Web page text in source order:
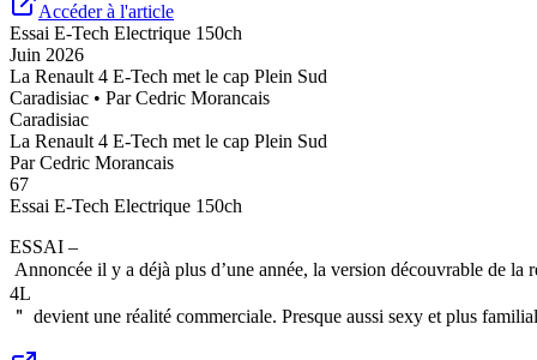
Accéder à l'article
Essai E-Tech Electrique 150ch
Juin 2026
La Renault 4 E-Tech met le cap Plein Sud
Caradisiac • ParCedric Morancais
Caradisiac
La Renault 4 E-Tech met le cap Plein Sud
ParCedric Morancais
67
Essai E-Tech Electrique 150ch
ESSAI –
Annoncée il y a déjà plus d’une année, la version découvrable de la
4L
＂ devient une réalité commerciale. Presque aussi sexy et plus